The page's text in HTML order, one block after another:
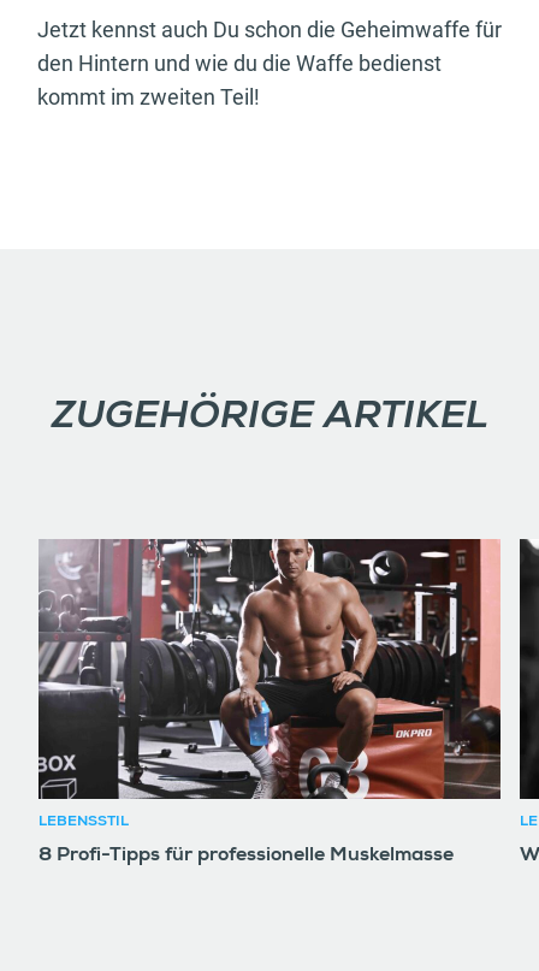
Jetzt kennst auch Du schon die Geheimwaffe für
den Hintern und wie du die Waffe bedienst
kommt im zweiten Teil!
ZUGEHÖRIGE ARTIKEL
LEBENSSTIL
8 Profi-Tipps für professionelle Muskelmasse